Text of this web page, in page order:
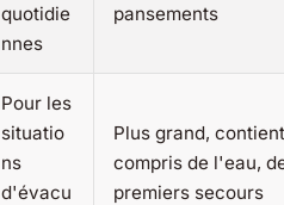
quotidie
nnes
pansements
Pour les
situatio
ns
d'évacu
Plus grand,
compris de l'eau,
premiers secours